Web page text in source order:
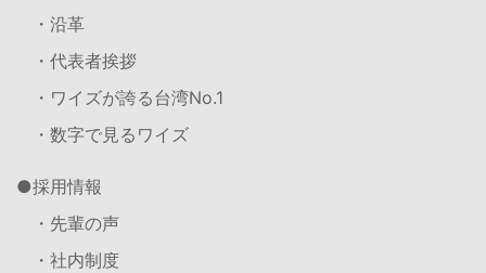
・沿革
・代表者挨拶
・ワイズが誇る台湾No.1
・数字で見るワイズ
採用情報
・先輩の声
・社内制度